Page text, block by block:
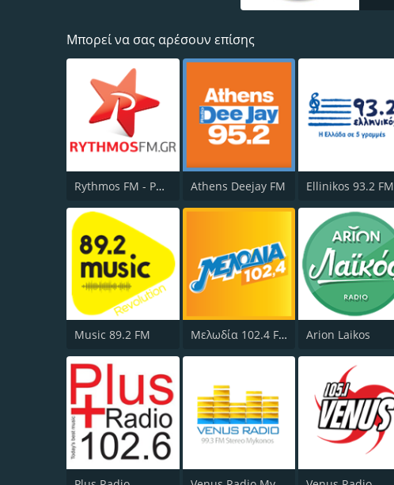
Μπορεί να σας αρέσουν επίσης
Rythmos FM - Ρυθμος 94.9 Athens Deejay FM Ellinikos 93.2 FM
Music 89.2 FM Μελωδία 102.4 FM Arion Laikos